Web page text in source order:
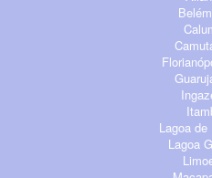
Lagoa de
Lagoa